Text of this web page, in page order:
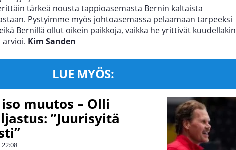
tärkeä nousta tappioasemasta Bernin kaltaista
Pystyimme myös johtoasemassa pelaamaan tarpeeksi
Bernillä ollut oikein paikkoja, vaikka he yrittivät kuudellakin
arvioi. Kim Sanden
LUE MYÖS:
iso muutos – Olli
”Juurisyitä
22:08